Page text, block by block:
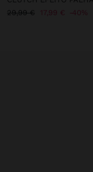
29,99 €
17,99 € 40%